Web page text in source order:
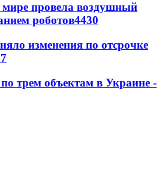
провела воздушный
роботов4430
изменения по отсрочке
трем объектам в Украине -